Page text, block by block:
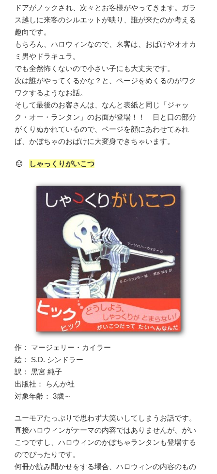
ドアがノックされ、次々とお客様がやってきます。ガラ
ス越しに来客のシルエットが映り、誰が来たのか考える
趣向です。
もちろん、ハロウィンなので、来客は、おばけやオオカ
ミ男やドラキュラ。
でも全然怖くないので小さい子にも大丈夫です。
次は誰がやってくるかな？と、ページをめくるのがワク
ワクするようなお話。
そして最後のお客さんは、なんと表紙と同じ「ジャッ
ク・オー・ランタン」のお面が登場！！ 目と口の部分
がくりぬかれているので、ページを顔にあわせてみれ
ば、かぼちゃのおばけに大変身できちゃいます。
しゃっくりがいこつ
作： マージェリー・カイラー
絵： S.D. シンドラー
訳： 黒宮 純子
出版社： らんか社
対象年齢： 3歳～
ユーモアたっぷりで思わず大笑いしてしまうお話です。
直接ハロウィンがテーマの内容ではありませんが、がい
こつですし、ハロウィンのかぼちゃランタンも登場する
のでぴったりです。
何冊か読み聞かせをする場合、ハロウィンの内容のもの